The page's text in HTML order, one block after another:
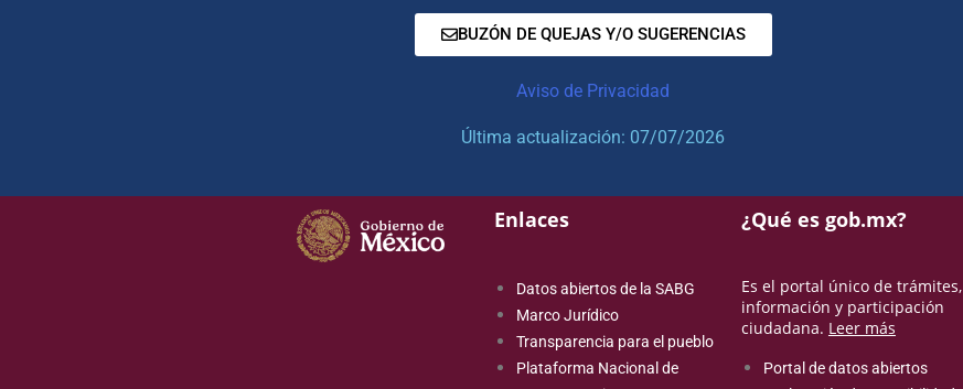
BUZÓN DE QUEJAS Y/O SUGERENCIAS
Aviso de Privacidad
Última actualización: 07/07/2026
Enlaces
Datos abiertos de la SABG
Marco Jurídico
Transparencia para el pueblo
Plataforma Nacional de
¿Qué es gob.mx?
Es el portal único de trámites,
información y participación
ciudadana. Leer más
Portal de datos abiertos